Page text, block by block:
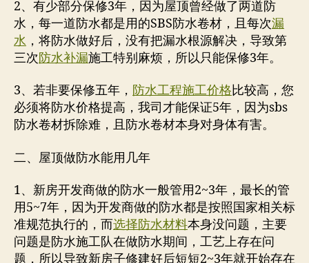
2、有少部分保修3年，因为屋顶曾经做了两道防
水，每一道防水都是用的SBS防水卷材，且每次漏
水 ，将防水做好后，没有把漏水根源解决，导致第
三次防水补漏施工特别麻烦，所以只能保修3年。
3、若非要保修五年， 防水工程施工价格比较高，您
必须将防水价格提高，我司才能保证5年，因为sbs
防水卷材拆除难，且防水卷材本身对身体有害。
二、屋顶做防水能用几年
1、新房开发商做的防水一般管用2~3年，最长的管
用5~7年，因为开发商做的防水都是按照国家相关标
准规范执行的，而选择防水材料本身没问题，主要
问题是防水施工队在做防水期间，工艺上存在问
题，所以导致新房子修建好后短短2~3年就开始存在